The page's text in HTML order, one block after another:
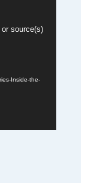
source(s)
Inside-the-